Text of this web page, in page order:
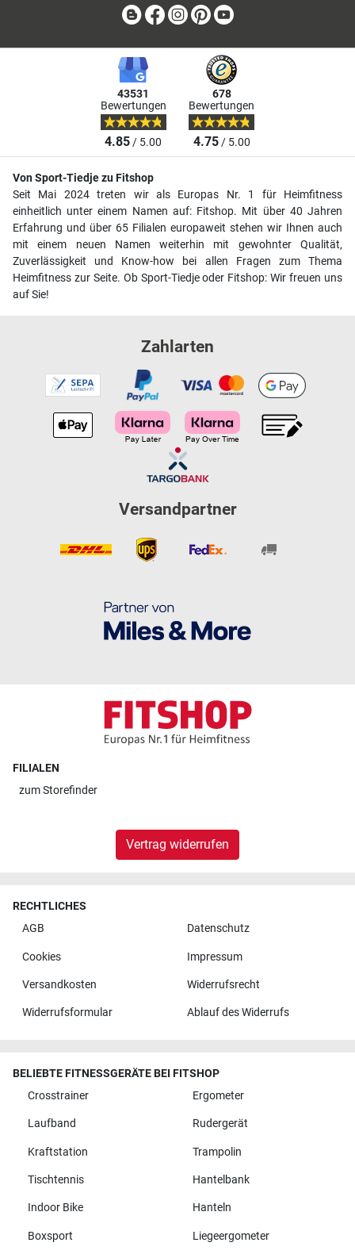
BlogFacebook
Instagram
Pinterest
43531
Bewertungen
4.85/ 5.00
678
Bewertungen
4.75/ 5.00
Von Sport-Tiedje zu Fitshop
Seit Mai 2024 treten wir als Europas Nr. 1 für Heimfitness
einheitlich unter einem Namen auf: Fitshop. Mit über 40 Jahren
Erfahrung und über 65 Filialen europaweit stehen wir Ihnen auch
mit einem neuen Namen weiterhin mit gewohnter Qualität,
Zuverlässigkeit und Know-how bei allen Fragen zum Thema
Heimfitness zur Seite. Ob Sport-Tiedje oder Fitshop: Wir freuen uns
auf Sie!
Zahlarten
Versandpartner
FILIALEN
zumStorefinder
Vertrag widerrufen
RECHTLICHES
AGB
Datenschutz
Cookies Impressum
Versandkosten Widerrufsrecht
Widerrufsformular Ablauf des Widerrufs
BELIEBTE FITNESSGERÄTE BEI FITSHOP
Crosstrainer
Ergometer
Laufband Rudergerät
Kraftstation Trampolin
Tischtennis Hantelbank
Indoor Bike Hanteln
Boxsport Liegeergometer